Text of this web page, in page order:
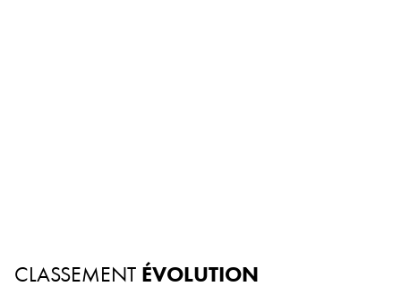
CLASSEMENT ÉVOLUTION